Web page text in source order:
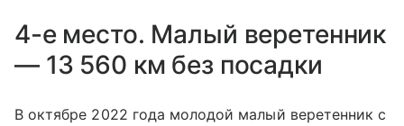
4-е место. Малый веретенник
— 13 560 км без посадки
В октябре 2022 года молодой малый веретенник с